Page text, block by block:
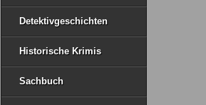
Detektivgeschichten
Historische Krimis
Sachbuch